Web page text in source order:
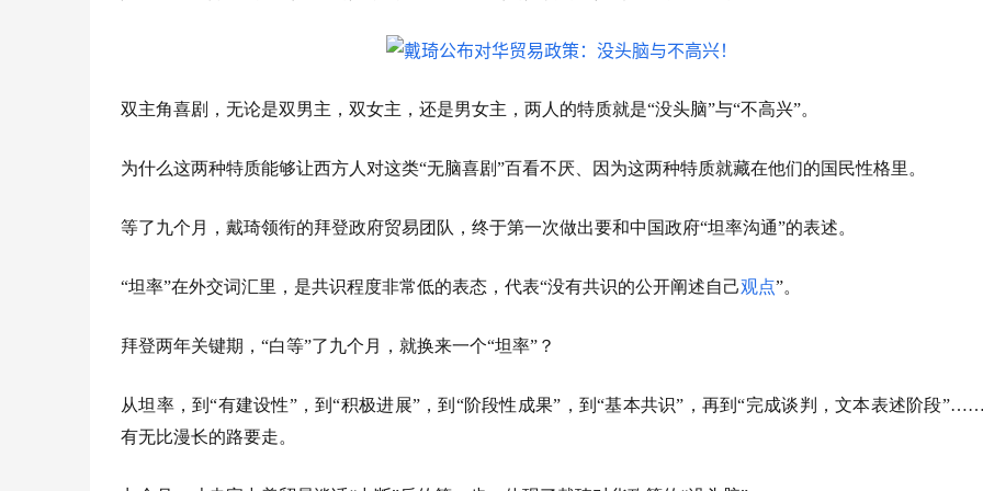
双主角喜剧，无论是双男主，双女主，还是男女主，两人的特质就是“没头脑”与“不高兴”。
为什么这两种特质能够让西方人对这类“无脑喜剧”百看不厌、因为这两种特质就藏在他们的国民性格里。
等了九个月，戴琦领衔的拜登政府贸易团队，终于第一次做出要和中国政府“坦率沟通”的表述。
“坦率”在外交词汇里，是共识程度非常低的表态，代表“没有共识的公开阐述自己观点”。
拜登两年关键期，“白等”了九个月，就换来一个“坦率”？
从坦率，到“有建设性”，到“积极进展”，到“阶段性成果”，到“基本共识”，再到“完成谈判，文本表述阶段
有无比漫长的路要走。